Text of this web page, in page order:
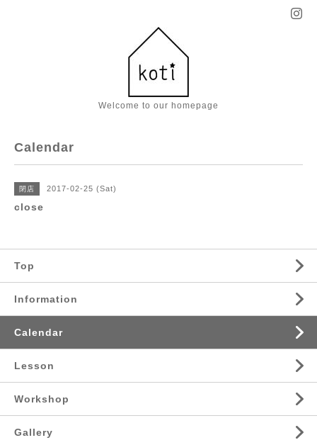
Welcome to our homepage
Calendar
閉店 2017-02-25 (Sat)
close
Top
Information
Calendar
Lesson
Workshop
Gallery